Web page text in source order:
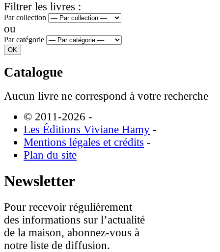
Filtrer les livres :
Par collection
ou
Par catégorie
Catalogue
Aucun livre ne correspond à votre recherche
© 2011-2026 -
Les Éditions Viviane Hamy -
Mentions légales et crédits -
Plan du site
Newsletter
Pour recevoir régulièrement
des informations sur l’actualité
de la maison, abonnez-vous à
notre liste de diffusion.